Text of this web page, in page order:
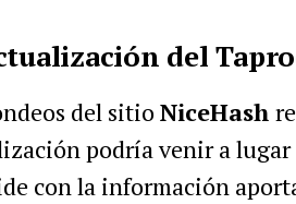
del
del sitio NiceHash
podría venir a lugar
con la información